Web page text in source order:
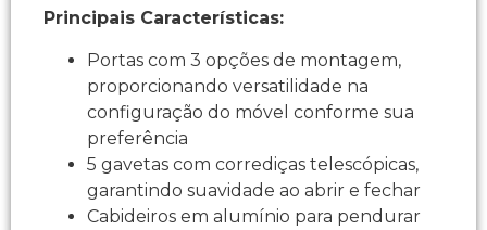
Principais Características:
Portas com 3 opções de montagem,
proporcionando versatilidade na
configuração do móvel conforme sua
preferência
5 gavetas com corrediças telescópicas,
garantindo suavidade ao abrir e fechar
Cabideiros em alumínio para pendurar